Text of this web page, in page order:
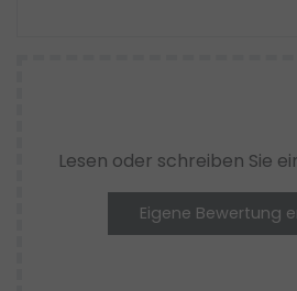
Lesen oder schreiben Sie
Eigene Bewertung